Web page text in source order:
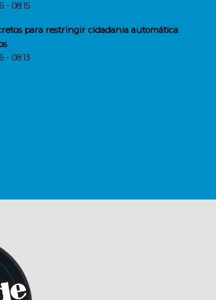
- 08:15
para restringir cidadania automática
- 08:13